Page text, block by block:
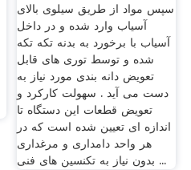
سپس مواد از طریق سیلوی بالای
آسیاب وارد شده و در داخل
آسیاب با برخورد به بدنه تکه تکه
شده و توسط توری های قابل
تعویض دانه بندی مورد نیاز به
دست می آید . سهولت کارکرد و
تعویض قطعات این دستگاه تا
اندازه ای تعیین شده است که در
هر واحد دامداری و مرغداری
بدون نیاز به تکنسین های فنی ...